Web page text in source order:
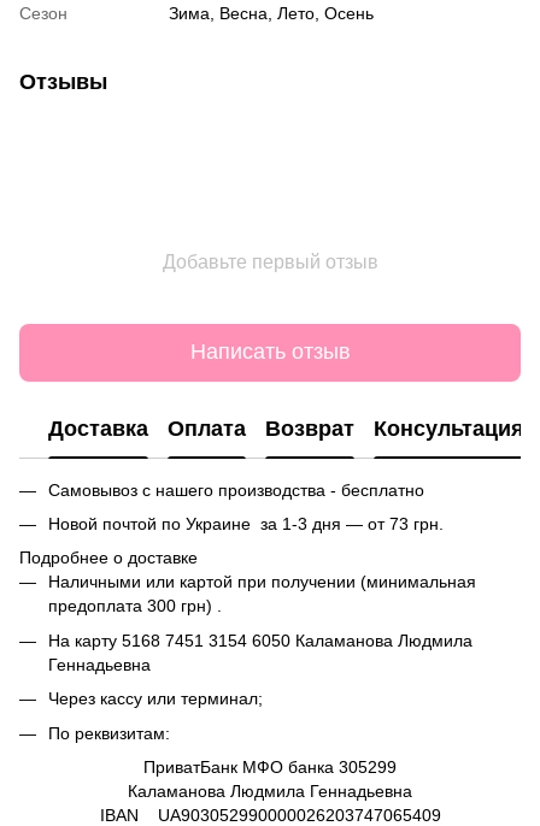
Сезон
Зима, Весна, Лето, Осень
Отзывы
Добавьте первый отзыв
Написать отзыв
Доставка Оплата Возврат Консультация
Самовывоз с нашего производства - бесплатно
Новой почтой по Украине за 1-3 дня — от 73 грн.
Подробнее о доставке
Наличными или картой при получении (минимальная
предоплата 300 грн) .
На карту 5168 7451 3154 6050 Каламанова Людмила
Геннадьевна
Через кассу или терминал;
По реквизитам:
ПриватБанк МФО банка 305299
Каламанова Людмила Геннадьевна
IBAN UA903052990000026203747065409